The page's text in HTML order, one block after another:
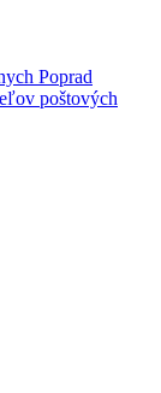
Poprad
poštových